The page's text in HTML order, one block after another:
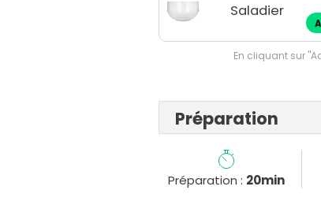
Saladier
En cliquant sur
Préparation
Préparation : 20min